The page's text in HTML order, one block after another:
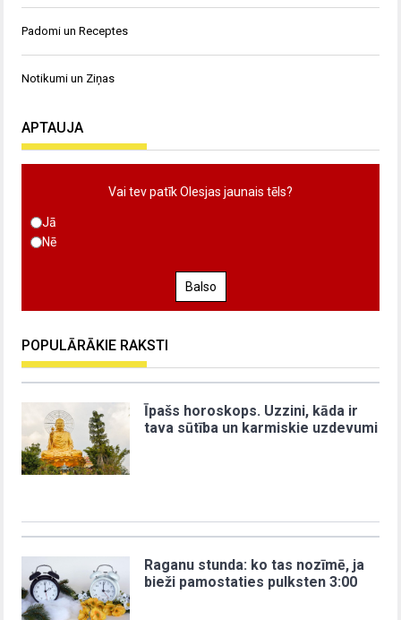
Padomi un Receptes
Notikumi un Ziņas
APTAUJA
Vai tev patīk Olesjas jaunais tēls?
Jā
Nē
Balso
POPULĀRĀKIE RAKSTI
Īpašs horoskops. Uzzini, kāda ir
tava sūtība un karmiskie uzdevumi
Raganu stunda: ko tas nozīmē, ja
bieži pamostaties pulksten 3:00